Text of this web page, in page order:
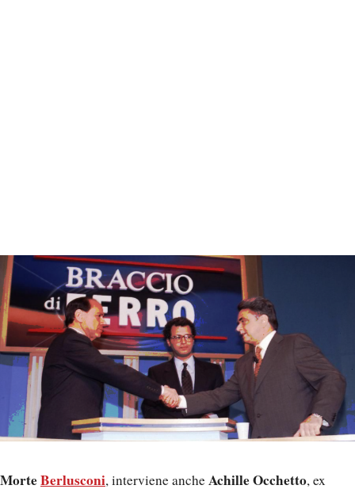
MorteBerlusconi, interviene ancheAchille Occhetto, ex